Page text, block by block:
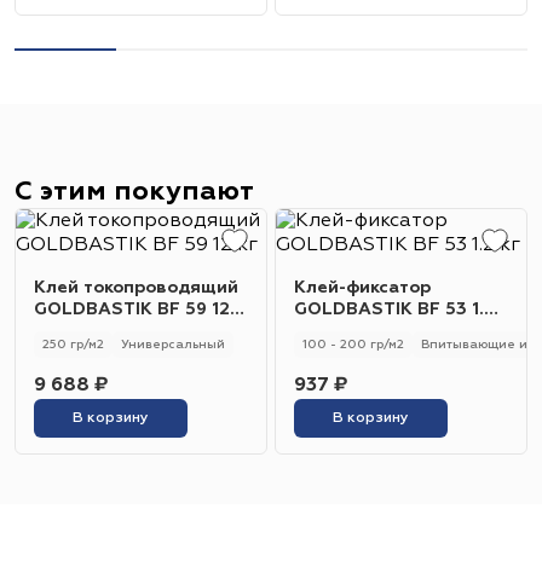
С этим покупают
Клей токопроводящий
GOLDBASTIK BF 59 12
250 гр/м2 Универсальный
9 688 ₽
В корзину
Клей-фиксатор
GOLDBASTIK BF 53 1.2
100 - 200 гр/м2 Впитывающие и
937 ₽
В корзину